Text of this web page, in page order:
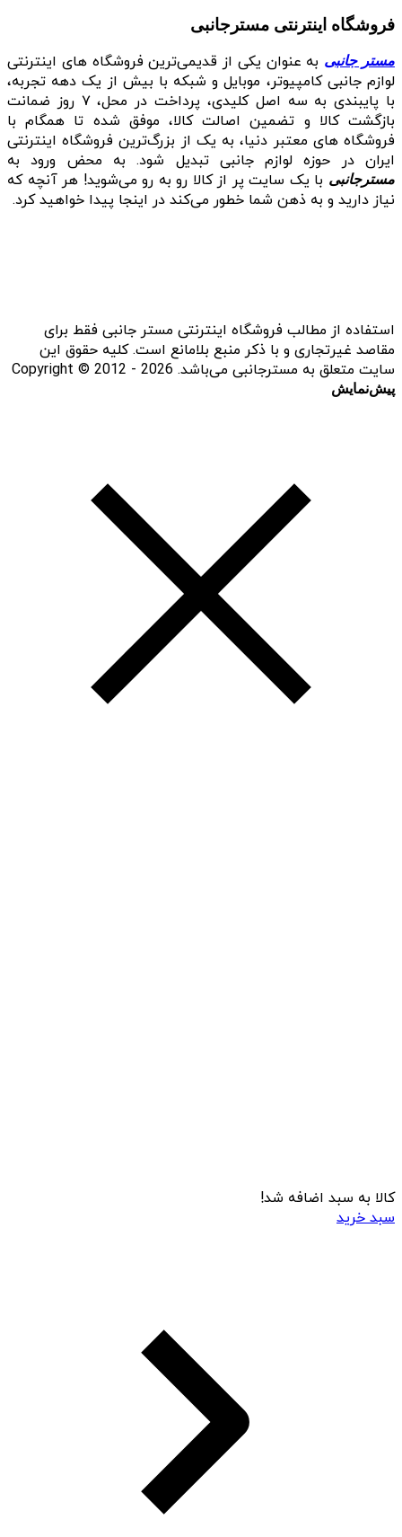
فروشگاه اینترنتی مسترجانبی
مستر جانبی به عنوان یکی از قدیمی‌ترین فروشگاه های اینترنتی
لوازم جانبی کامپیوتر، موبایل و شبکه با بیش از یک دهه تجربه،
با پایبندی به سه اصل کلیدی، پرداخت در محل، ۷ روز ضمانت
بازگشت کالا و تضمین اصالت کالا، موفق شده تا همگام با
فروشگاه‌ های معتبر دنیا، به یک از بزرگ‌ترین فروشگاه اینترنتی
ایران در حوزه لوازم جانبی تبدیل شود. به محض ورود به
مسترجانبی با یک سایت پر از کالا رو به رو می‌شوید! هر آنچه که
نیاز دارید و به ذهن شما خطور می‌کند در اینجا پیدا خواهید کرد.
استفاده از مطالب فروشگاه اینترنتی مستر جانبی فقط برای
مقاصد غیرتجاری و با ذکر منبع بلامانع است. کلیه حقوق این
سایت متعلق به مسترجانبی می‌باشد. Copyright © 2012 - 2026
پیش‌نمایش
کالا به سبد اضافه شد!
سبد خرید